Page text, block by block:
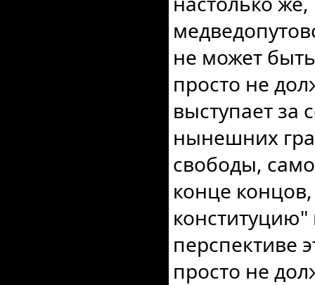
не может
просто не
выступает за
нынешних
свободы,
конце
конституцию"
перспективе
просто не